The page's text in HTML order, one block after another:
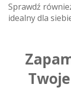
Sprawdź
idealny dla